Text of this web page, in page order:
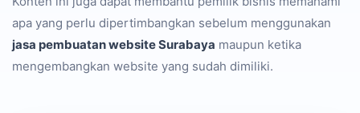
apa yang perlu dipertimbangkan sebelum menggunakan
jasa pembuatan website Surabaya maupun ketika
mengembangkan website yang sudah dimiliki.